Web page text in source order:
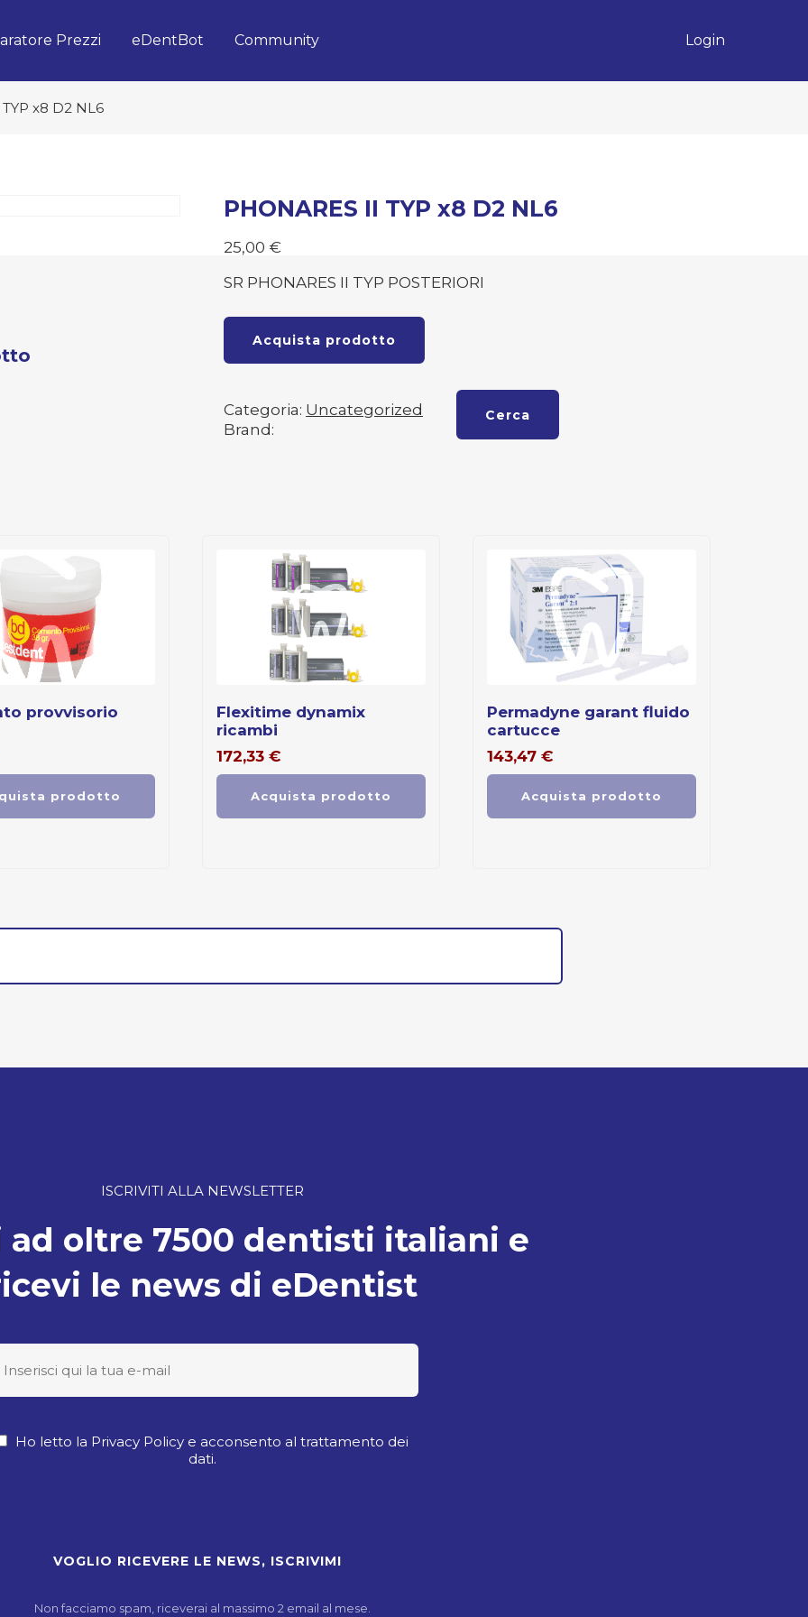
Prezzi eDentBot Community Login
x8 D2 NL6
PHONARES II TYP x8 D2 NL6
25,00 €
SR PHONARES II TYP POSTERIORI
Acquista prodotto
Categoria: Uncategorized
Brand:
prodotto
flexitime dynamix
ricambi
172,33 €
Acquista prodotto
permadyne garant fluido
cartucce
143,47 €
Acquista prodotto
Cerca
ISCRIVITI ALLA NEWSLETTER
ad oltre 7500 dentisti italiani e
le news di eDentist
Ho letto la Privacy Policy e acconsento al trattamento dei
dati.
Non facciamo spam, riceverai al massimo 2 email al mese.